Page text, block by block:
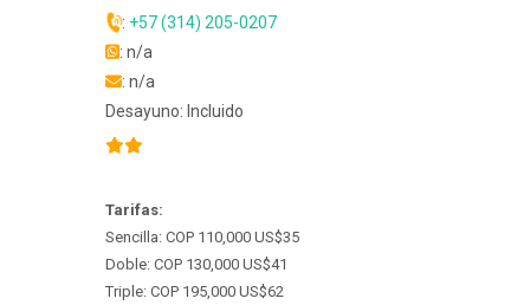
: +57 (314) 205-0207
: n/a
: n/a
Desayuno: Incluido
Tarifas:
Sencilla: COP 110,000 US$35
Doble: COP 130,000 US$41
Triple: COP 195,000 US$62